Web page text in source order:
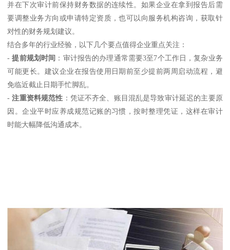
并在下次审计前保持财务数据的连续性。如果企业在拿到报告后需
要调整业务方向或申请特定资质，也可以向服务机构咨询，获取针
对性的财务规划建议。
结合多年的行业经验，以下几个要点值得企业重点关注：
-提前规划时间 ：审计报告的办理通常需要3至7个工作日，复杂业务
可能更长。建议企业在报告使用日期前至少提前两周启动流程，避
免临近截止日期手忙脚乱。
-注重资料规范性 ：凭证不齐全、账目混乱是导致审计延迟的主要原
因。企业平时应养成规范记账的习惯，按时整理凭证，这样在审计
时能大幅降低沟通成本。